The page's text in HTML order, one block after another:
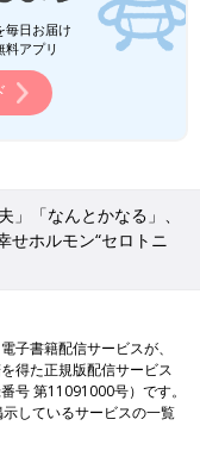
毎日お届け
アプリ
」「なんとかなる」、
せホルモン“セロトニ
子書籍配信サービスが、
得た正規版配信サービス
号 第11091000号）です。
しているサービスの一覧